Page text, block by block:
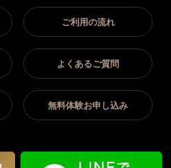
ご利用の流れ
よくあるご質問
無料体験お申し込み